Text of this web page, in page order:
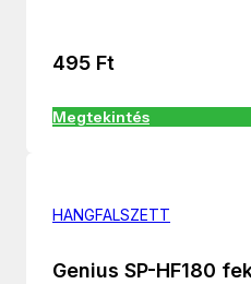
495 Ft
Megtekintés
HANGFALSZETT
Genius SP-HF180